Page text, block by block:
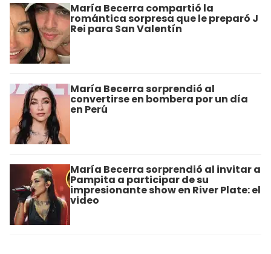
María Becerra compartió la
romántica sorpresa que le preparó J
Rei para San Valentín
María Becerra sorprendió al
convertirse en bombera por un día
en Perú
María Becerra sorprendió al invitar a
Pampita a participar de su
impresionante show en River Plate: el
video